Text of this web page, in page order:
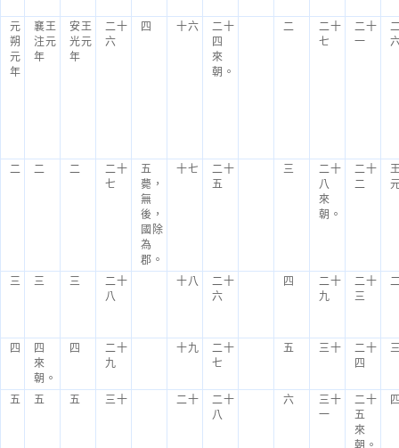
元
朔
元
年
襄王
注元
年
安王
光元
年
二十
六
四 十六
二十
四
來
朝。
二
二十
七
二十
一
二 二 二
二十
七
五
薨，
無
後，
國除
為
郡。
十七
二十
五
三
二十
八
來
朝。
二十
二
三 三 三
二十
八
十八
二十
六
四
二十
九
二十
三
四
四
來
朝。
四
二十
九
十九
二十
七
五 三十
二十
四
五 五 五 三十 二十
二十
八
六
三十
一
二十
五
來